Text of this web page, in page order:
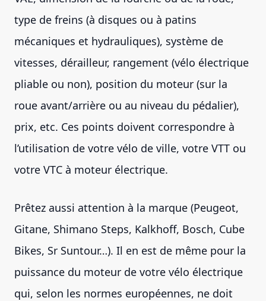
type de freins (à disques ou à patins
mécaniques et hydrauliques), système de
vitesses, dérailleur, rangement (vélo électrique
pliable ou non), position du moteur (sur la
roue avant/arrière ou au niveau du pédalier),
prix, etc. Ces points doivent correspondre à
l’utilisation de votre vélo de ville, votre VTT ou
votre VTC à moteur électrique.
Prêtez aussi attention à la marque (Peugeot,
Gitane, Shimano Steps, Kalkhoff, Bosch, Cube
Bikes, Sr Suntour…). Il en est de même pour la
puissance du moteur de votre vélo électrique
qui, selon les normes européennes, ne doit